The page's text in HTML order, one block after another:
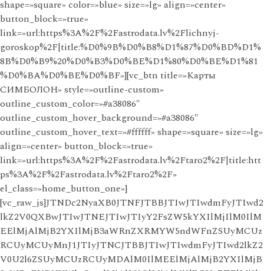
shape=»square» color=»blue» size=»lg» align=»center»
button_block=»true»
link=»url:https%3A%2F%2Fastrodata.lv%2Flichnyj-
goroskop%2F|title:%D0%9B%D0%B8%D1%87%D0%BD%D1%
8B%D0%B9%20%D0%B3%D0%BE%D1%80%D0%BE%D1%81
%D0%BA%D0%BE%D0%BF»][vc_btn title=»Карты
СИМБОЛОН» style=»outline-custom»
outline_custom_color=»#a38086″
outline_custom_hover_background=»#a38086″
outline_custom_hover_text=»#ffffff» shape=»square» size=»lg»
align=»center» button_block=»true»
link=»url:https%3A%2F%2Fastrodata.lv%2Ftaro2%2F|title:htt
ps%3A%2F%2Fastrodata.lv%2Ftaro2%2F»
el_class=»home_button_one»]
[vc_raw_js]JTNDc2NyaXB0JTNFJTBBJTIwJTIwdmFyJTIwd2
lkZ2V0QXBwJTIwJTNEJTIwJTIyY2FsZW5kYXIlMjIlM0IlM
EElMjAlMjB2YXIlMjB3aWRnZXRMYW5ndWFnZSUyMCUz
RCUyMCUyMnJ1JTIyJTNCJTBBJTIwJTIwdmFyJTIwd2lkZ2
V0U2l6ZSUyMCUzRCUyMDAlM0IlMEElMjAlMjB2YXIlMjB